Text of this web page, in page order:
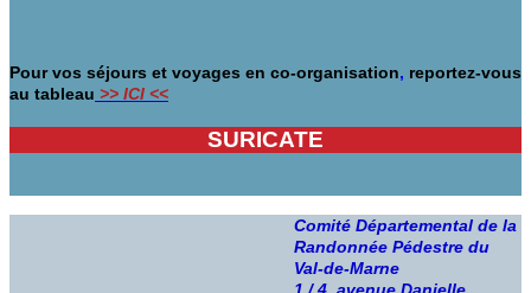
Pour vos séjours et voyages en co-organisation, reportez-vous
au tableau >> ICI <<
SURICATE
Comité Départemental de la
Randonnée Pédestre du
Val-de-Marne